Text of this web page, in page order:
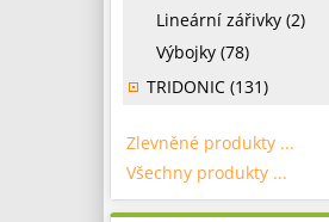
Lineární zářivky (2)
Výbojky (78)
TRIDONIC (131)
Zlevněné produkty ...
Všechny produkty ...